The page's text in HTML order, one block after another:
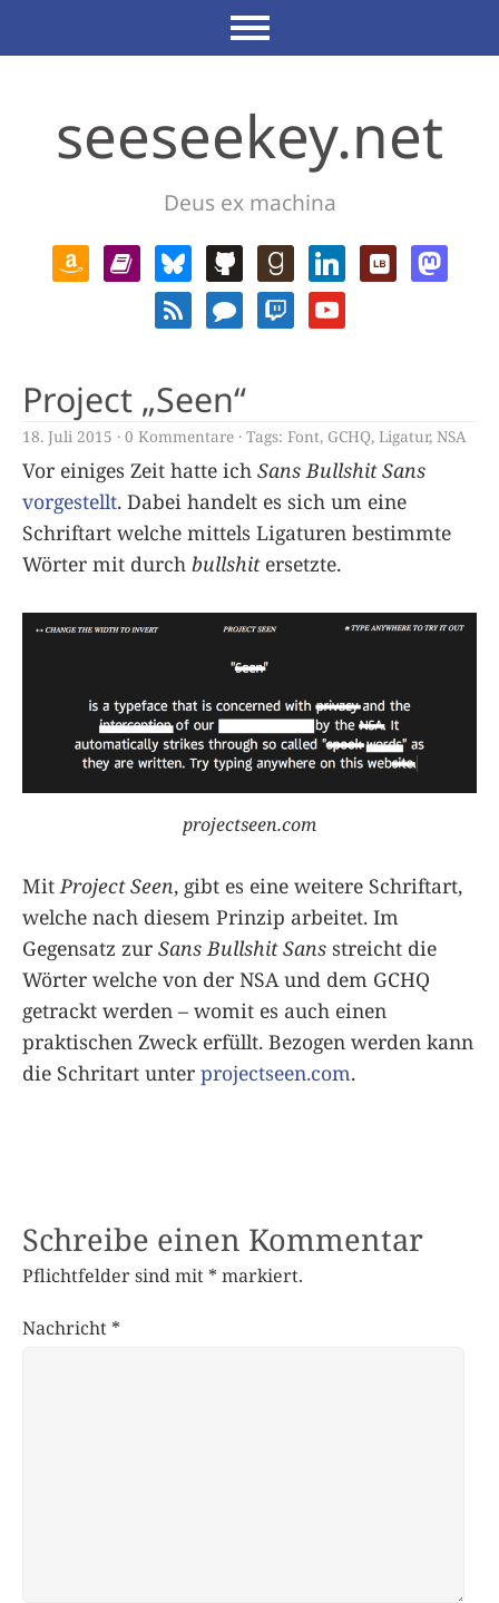
seeseekey.net
Deus ex machina
Project „Seen“
18. Juli 2015 0 Kommentare Tags: Font, GCHQ, Ligatur, NSA
Vor einiges Zeit hatte ich Sans Bullshit Sans
vorgestellt. Dabei handelt es sich um eine
Schriftart welche mittels Ligaturen bestimmte
Wörter mit durch bullshitersetzte.
projectseen.com
Mit Project Seen, gibt es eine weitere Schriftart,
welche nach diesem Prinzip arbeitet. Im
Gegensatz zur Sans Bullshit Sans streicht die
Wörter welche von der NSA und dem GCHQ
getrackt werden – womit es auch einen
praktischen Zweck erfüllt. Bezogen werden kann
die Schritart unter projectseen.com.
Schreibe einen Kommentar
Pflichtfelder sind mit * markiert.
Nachricht *